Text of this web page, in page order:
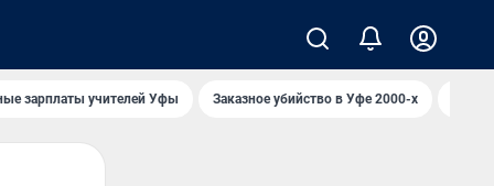
зарплаты учителей Уфы Заказное убийство в Уфе 2000-х